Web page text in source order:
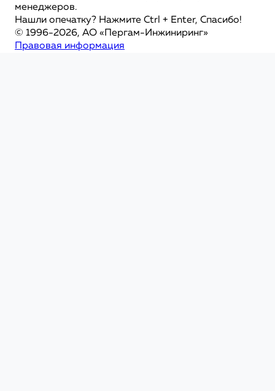
менеджеров.
Нашли опечатку? Нажмите Ctrl + Enter, Спасибо!
© 1996-2026, АО «Пергам-Инжиниринг»
Правовая информация